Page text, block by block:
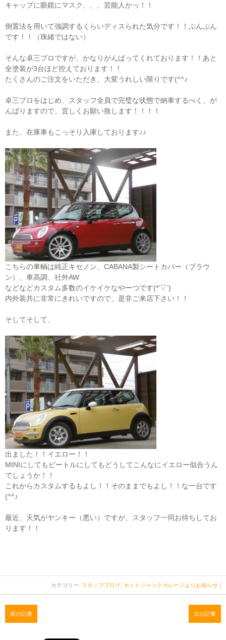
キャップに眼鏡にマスク、、、芸能人かっ！！
倒置法を用いて強調するくらいディスられた気分です！！ぷんぷん
です！！（珠緒ではない）
そんな卓三プロですが、かなりがんばってくれております！！あと
全塗装が3台ほど控えております！！
たくさんのご注文をいただき、大変うれしい限りです(^^♪
卓三プロをはじめ、スタッフ全員で完璧な状態で納車するべく、が
んばりますので、宜しくお願い致します！！！！
また、在庫車もこっそり入庫しております♪♪
こちらの車輌は純正キセノン、CABANA製シートカバー（ブラウ
ン）、車高調、社外AW
などなどカスタム多数のイケイケなやーつです(*’▽’)
内外装共に非常にきれいですので、是非ご来店下さい！！
そしてそして、
出ました！！イエロー！！
MINIにしてもビートルにしてもどうしてこんなにイエロー似合うん
でしょうか！！
これからカスタムするもよし！！そのままでもよし！！な一台です
(^^♪
最近、天気がヤンキー（悪い）ですが、スタッフ一同お待ちしてお
ります！！
カテゴリー: スタッフブログ ホットジャックガレージよりお知らせ ｜
前の記事 次の記事